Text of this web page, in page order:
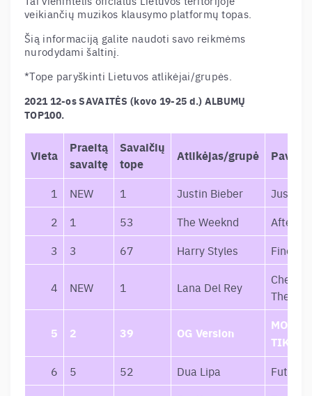
veikiančių muzikos klausymo platformų topas.
Šią informaciją galite naudoti savo reikmėms
nurodydami šaltinį.
*Tope paryškinti Lietuvos atlikėjai/grupės.
2021 12-os SAVAITĖS (kovo 19-25 d.) ALBUMŲ
TOP100.
Vieta
Praeitą
savaitę
Savaičių
tope
Atlikėjas/grupė
1 NEW 1 Justin Bieber
Justice
2
1 53 The Weeknd
After
3
3 67 Harry Styles Fine
4 NEW 1 Lana Del Rey
The
5 2 39 OG Version
6 5 52 Dua Lipa Future